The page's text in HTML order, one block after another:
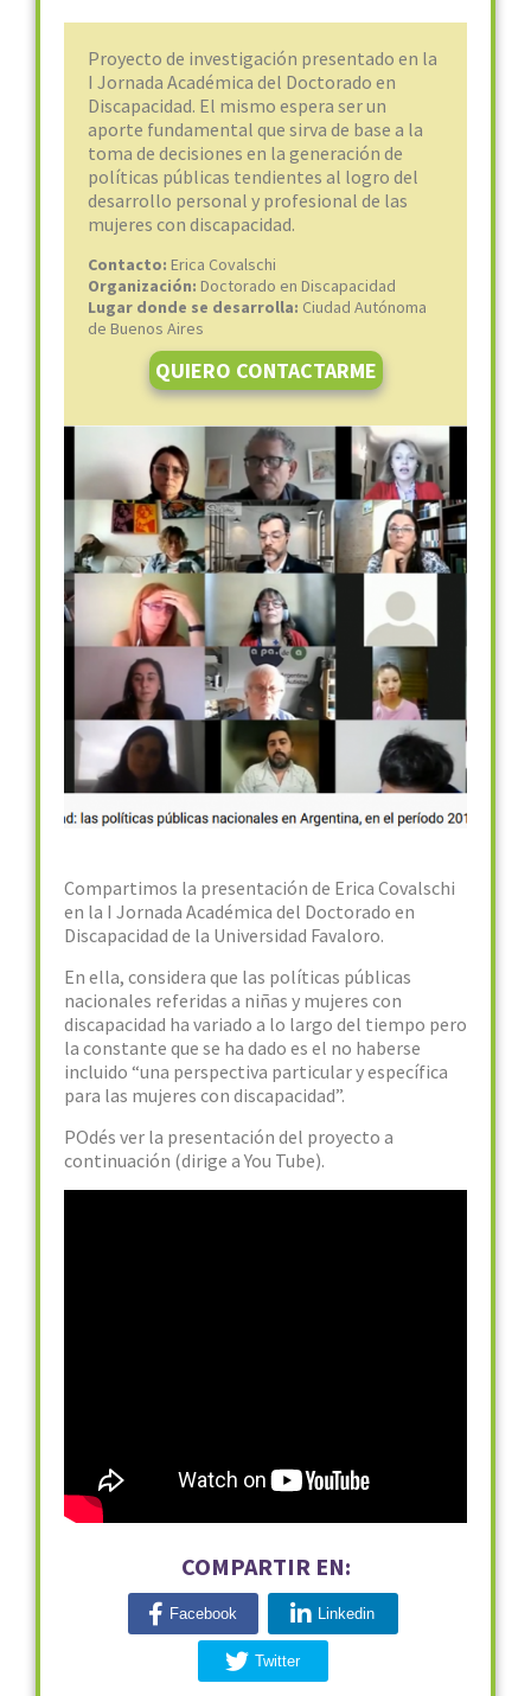
Proyecto de investigación presentado en la
I Jornada Académica del Doctorado en
Discapacidad. El mismo espera ser un
aporte fundamental que sirva de base a la
toma de decisiones en la generación de
políticas públicas tendientes al logro del
desarrollo personal y profesional de las
mujeres con discapacidad.
Contacto: Erica Covalschi
Organización: Doctorado en Discapacidad
Lugar donde se desarrolla: Ciudad Autónoma
de Buenos Aires
QUIERO CONTACTARME
Compartimos la presentación de Erica Covalschi
en la I Jornada Académica del Doctorado en
Discapacidad de la Universidad Favaloro.
En ella, considera que las políticas públicas
nacionales referidas a niñas y mujeres con
discapacidad ha variado a lo largo del tiempo pero
la constante que se ha dado es el no haberse
incluido “una perspectiva particular y específica
para las mujeres con discapacidad”.
POdés ver la presentación del proyecto a
continuación (dirige a You Tube).
COMPARTIR EN:
Facebook Linkedin
Twitter